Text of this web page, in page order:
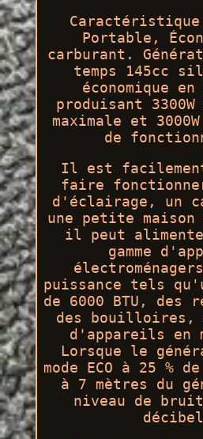
Portable,
carburant.
temps 145cc
économique
produisant
maximale et
de
Il est
faire
d'éclairage, un
une petite
il peut
gamme
puissance tels
de 6000 BTU, des
des bouilloires,
d'appareils en
Lorsque le
mode ECO à 25 %
à 7 mètres du
niveau de